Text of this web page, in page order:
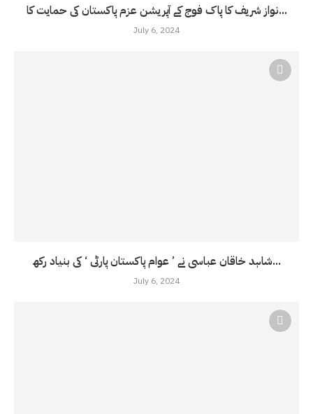
نواز شریف کا پاک فوج کے آپریشن عزم پاکستان کی حمایت کا...
July 6, 2024
شاہد خاقان عباسی نے ’ عوام پاکستان پارٹی ‘ کی بنیاد رکھ...
July 6, 2024